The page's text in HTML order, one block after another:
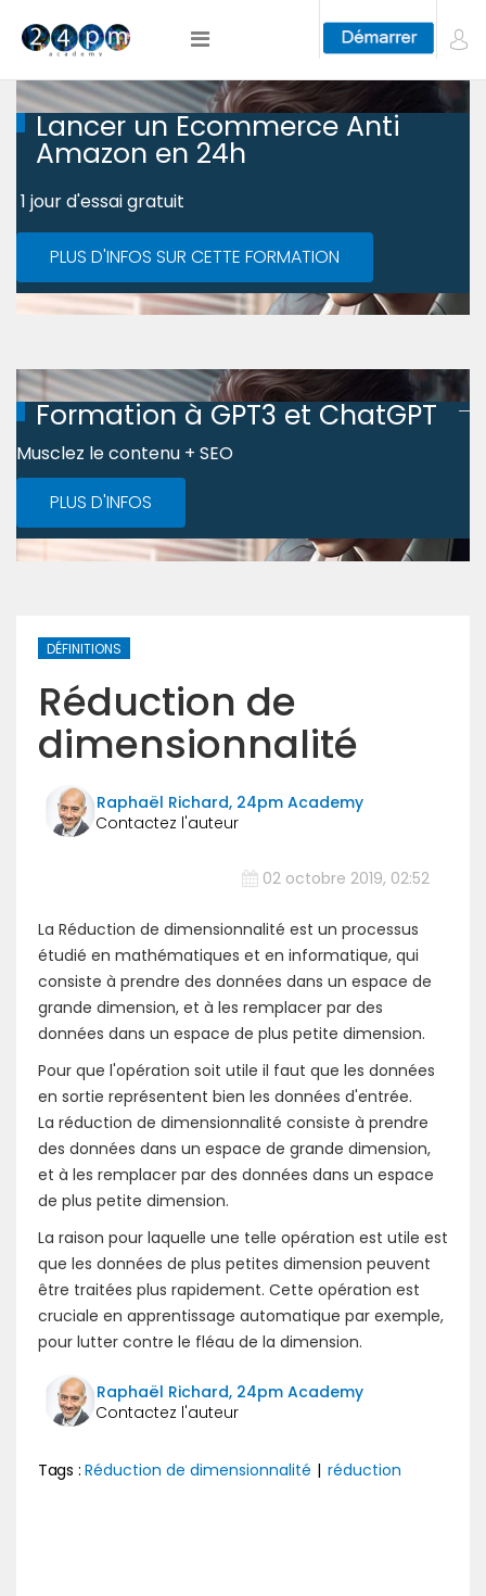
Lancer un Ecommerce Anti
Amazon en 24h
1 jour d'essai gratuit
PLUS D'INFOS SUR CETTE FORMATION
Formation à GPT3 et ChatGPT
Musclez le contenu + SEO
PLUS D'INFOS
DÉFINITIONS
Réduction de
dimensionnalité
Raphaël Richard, 24pm Academy
02 octobre 2019, 02:52
La Réduction de dimensionnalité est un processus
étudié en mathématiques et en informatique, qui
consiste à prendre des données dans un espace de
grande dimension, et à les remplacer par des
données dans un espace de plus petite dimension.
Pour que l'opération soit utile il faut que les données
en sortie représentent bien les données d'entrée.
La réduction de dimensionnalité consiste à prendre
des données dans un espace de grande dimension,
et à les remplacer par des données dans un espace
de plus petite dimension.
La raison pour laquelle une telle opération est utile est
que les données de plus petites dimension peuvent
être traitées plus rapidement. Cette opération est
cruciale en apprentissage automatique par exemple,
pour lutter contre le fléau de la dimension.
Raphaël Richard, 24pm Academy
Tags : Réduction de dimensionnalité | réduction